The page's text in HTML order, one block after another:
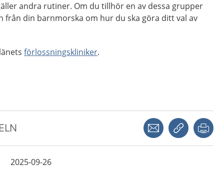
andra rutiner. Om du tillhör en av dessa grupper
från din barnmorska om hur du ska göra ditt val av
förlossningskliniker.
Dela via mejlKopiera
2025-09-26